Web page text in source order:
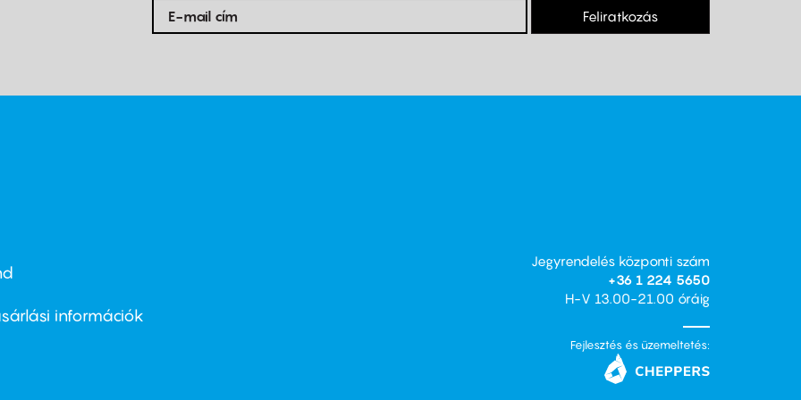
Feliratkozás
információk
Jegyrendelés központi szám
+36 1 224 5650
H-V 13.00-21.00 óráig
Fejlesztés és üzemeltetés: